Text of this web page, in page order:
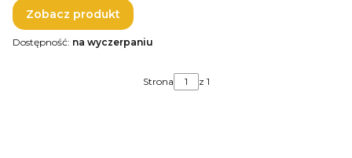
Zobacz produkt
Dostępność: na wyczerpaniu
Strona z 1